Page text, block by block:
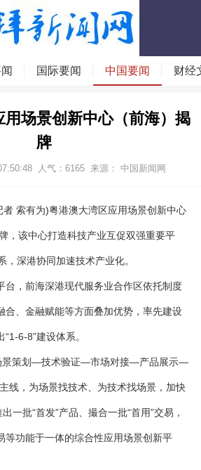
国际要闻 中国要闻 财经
用场景创新中心（前海）揭
牌
人气： 6165 来源： 中国新闻网
索有为)粤港澳大湾区应用场景创新中心
，该中心打造科技产业互促双强重要平
，深港协同加速技术产业化。
台，前海深港现代服务业合作区依托制度
合、金融赋能等方面叠加优势，率先建设
6-8”建设体系。
景策划—技术验证—市场对接—产品展示—
线，为场景找技术、为技术找场景，加快
一批“首发”产品、撮合一批“首用”交易，
等功能于一体的综合性应用场景创新平